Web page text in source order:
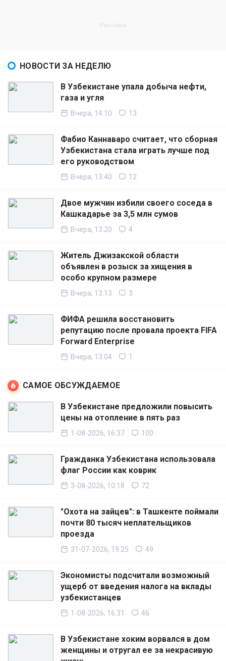
НОВОСТИ ЗА НЕДЕЛЮ
В Узбекистане упала добыча нефти,
газа и угля
Вчера, 14:10 13
Фабио Каннаваро считает, что сборная
Узбекистана стала играть лучше под
его руководством
Вчера, 13:40 12
Двое мужчин избили своего соседа в
Кашкадарье за 3,5 млн сумов
Вчера, 13:20 4
Житель Джизакской области
объявлен в розыск за хищения в
особо крупном размере
Вчера, 13:13 3
ФИФА решила восстановить
репутацию после провала проекта FIFA
Forward Enterprise
Вчера, 13:04 1
САМОЕ ОБСУЖДАЕМОЕ
В Узбекистане предложили повысить
цены на отопление в пять раз
1-08-2026, 16:37 100
Гражданка Узбекистана использовала
флаг России как коврик
3-08-2026, 10:18 72
"Охота на зайцев": в Ташкенте поймали
почти 80 тысяч неплательщиков
проезда
31-07-2026, 19:25 49
Экономисты подсчитали возможный
ущерб от введения налога на вклады
узбекистанцев
1-08-2026, 16:31 46
В Узбекистане хоким ворвался в дом
женщины и отругал ее за некрасивую